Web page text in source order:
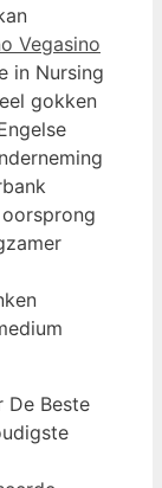
Vegasino
in Nursing
gokken
De Beste